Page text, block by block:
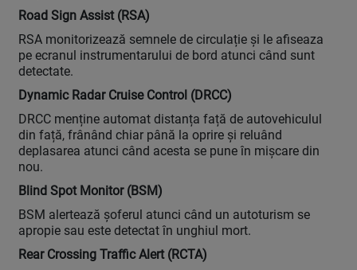
Road Sign Assist (RSA)
RSA monitorizează semnele de circulație și le afiseaza
pe ecranul instrumentarului de bord atunci când sunt
detectate.
Dynamic Radar Cruise Control (DRCC)
DRCC menține automat distanța față de autovehiculul
din față, frânând chiar până la oprire și reluând
deplasarea atunci când acesta se pune în mișcare din
nou.
Blind Spot Monitor (BSM)
BSM alertează șoferul atunci când un autoturism se
apropie sau este detectat în unghiul mort.
Rear Crossing Traffic Alert (RCTA)